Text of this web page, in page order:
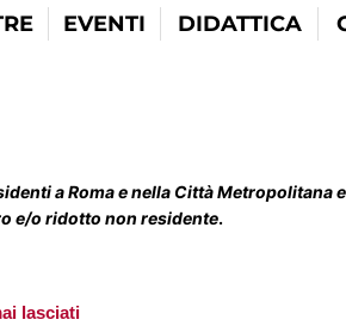
EVENTI DIDATTICA
a Roma e nella Città Metropolitana
e/o ridotto non residente.
lasciati